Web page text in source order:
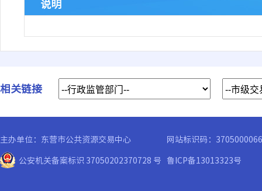
说明
相关链接
主办单位：东营市公共资源交易中心
网站标识码：3705000066
公安机关备案标识 37050202370728 号 鲁ICP备13013323号